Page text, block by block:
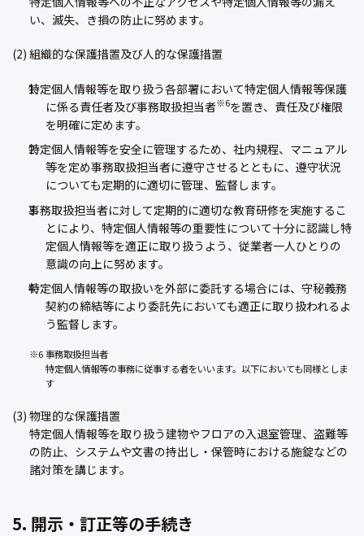
い、滅失、き損の防止に努めます。
(2) 組織的な保護措置及び人的な保護措置
特定個人情報等を取り扱う各部署において特定個人情報等保護
に係る責任者及び事務取扱担当者※6を置き、責任及び権限
を明確に定めます。
特定個人情報等を安全に管理するため、社内規程、マニュアル
等を定め事務取扱担当者に遵守させるとともに、遵守状況
についても定期的に適切に管理、監督します。
事務取扱担当者に対して定期的に適切な教育研修を実施するこ
とにより、特定個人情報等の重要性について十分に認識し特
定個人情報等を適正に取り扱うよう、従業者一人ひとりの
意識の向上に努めます。
特定個人情報等の取扱いを外部に委託する場合には、守秘義務
契約の締結等により委託先においても適正に取り扱われるよ
う監督します。
※6 事務取扱担当者
特定個人情報等の事務に従事する者をいいます。以下においても同様としま
す
(3) 物理的な保護措置
特定個人情報等を取り扱う建物やフロアの入退室管理、盗難等
の防止、システムや文書の持出し・保管時における施錠などの
諸対策を講じます。
5. 開示・訂正等の手続き